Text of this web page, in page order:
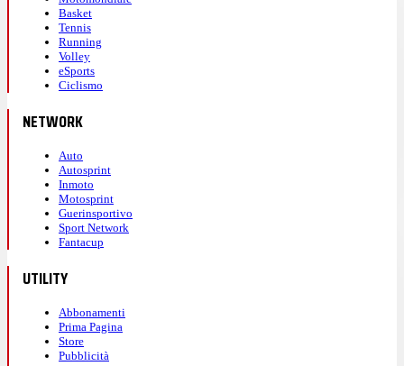
Basket
Tennis
Running
Volley
eSports
Ciclismo
NETWORK
Auto
Autosprint
Inmoto
Motosprint
Guerinsportivo
Sport Network
Fantacup
UTILITY
Abbonamenti
Prima Pagina
Store
Pubblicità